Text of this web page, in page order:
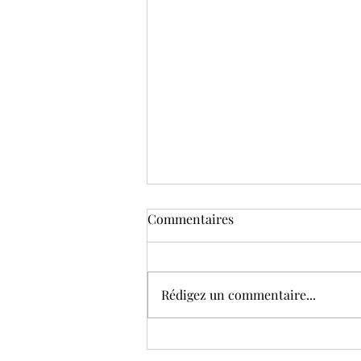
C’est le jour J ! Rejoins le
officiellement le Challenge
Hydratation Express – 8 jours ,
Commentaires
Rédigez un commentaire...